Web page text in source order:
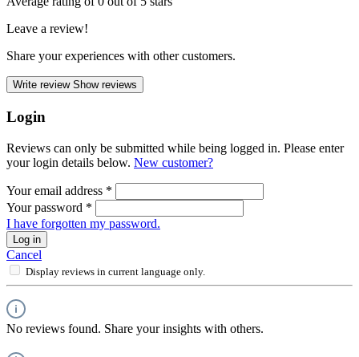
Leave a review!
Share your experiences with other customers.
Write review Show reviews
Login
Reviews can only be submitted while being logged in. Please enter
your login details below. New customer?
Your email address *
Your password *
I have forgotten my password.
Log in
Cancel
Display reviews in current language only.
No reviews found. Share your insights with others.